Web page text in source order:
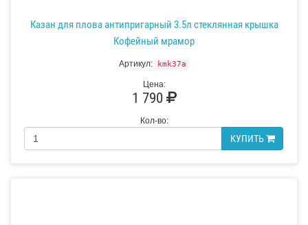
Казан для плова антипригарный 3.5л стеклянная крышка
Кофейный мрамор
Артикул: kmk37a
Цена:
1 790
Кол-во:
КУПИТЬ